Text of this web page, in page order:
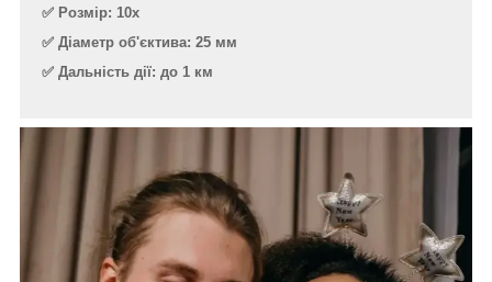
✅ Розмір: 10x
✅ Діаметр об'єктива: 25 мм
✅ Дальність дії: до 1 км